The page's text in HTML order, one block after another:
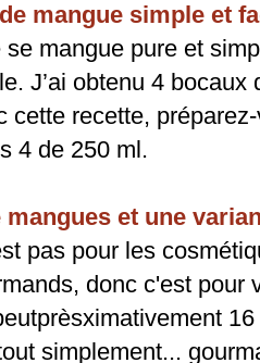
mangue simple et
se mangue pure et
J’ai obtenu 4
cette recette,
4 de 250 ml.
mangues et une
pas pour les
donc c'est pour
simplement...